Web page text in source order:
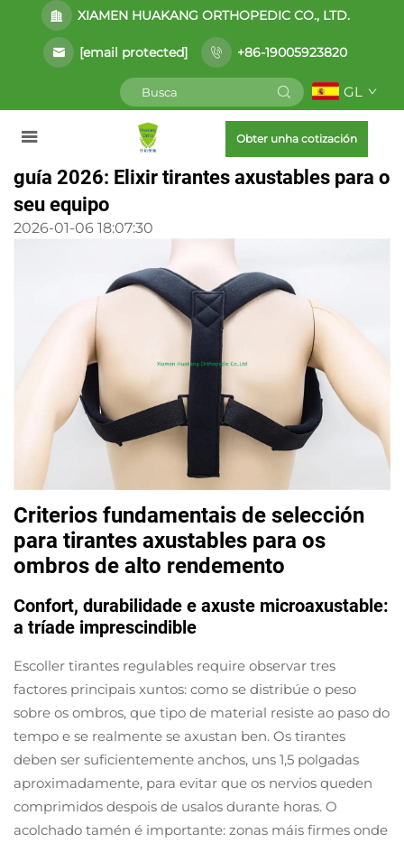
XIAMEN HUAKANG ORTHOPEDIC CO., LTD.
[email protected] +86-19005923820
GL
Obter unha cotización
guía 2026: Elixir tirantes axustables para o
seu equipo
2026-01-06 18:07:30
Criterios fundamentais de selección
para tirantes axustables para os
ombros de alto rendemento
Confort, durabilidade e axuste microaxustable:
a tríade imprescindible
Escoller tirantes regulables require observar tres
factores principais xuntos: como se distribúe o peso
sobre os ombros, que tipo de material resiste ao paso do
tempo e se realmente se axustan ben. Os tirantes
deben ser suficientemente anchos, uns 1,5 polgadas
aproximadamente, para evitar que os nervios queden
comprimidos despois de usalos durante horas. O
acolchado tamén é importante: zonas máis firmes onde